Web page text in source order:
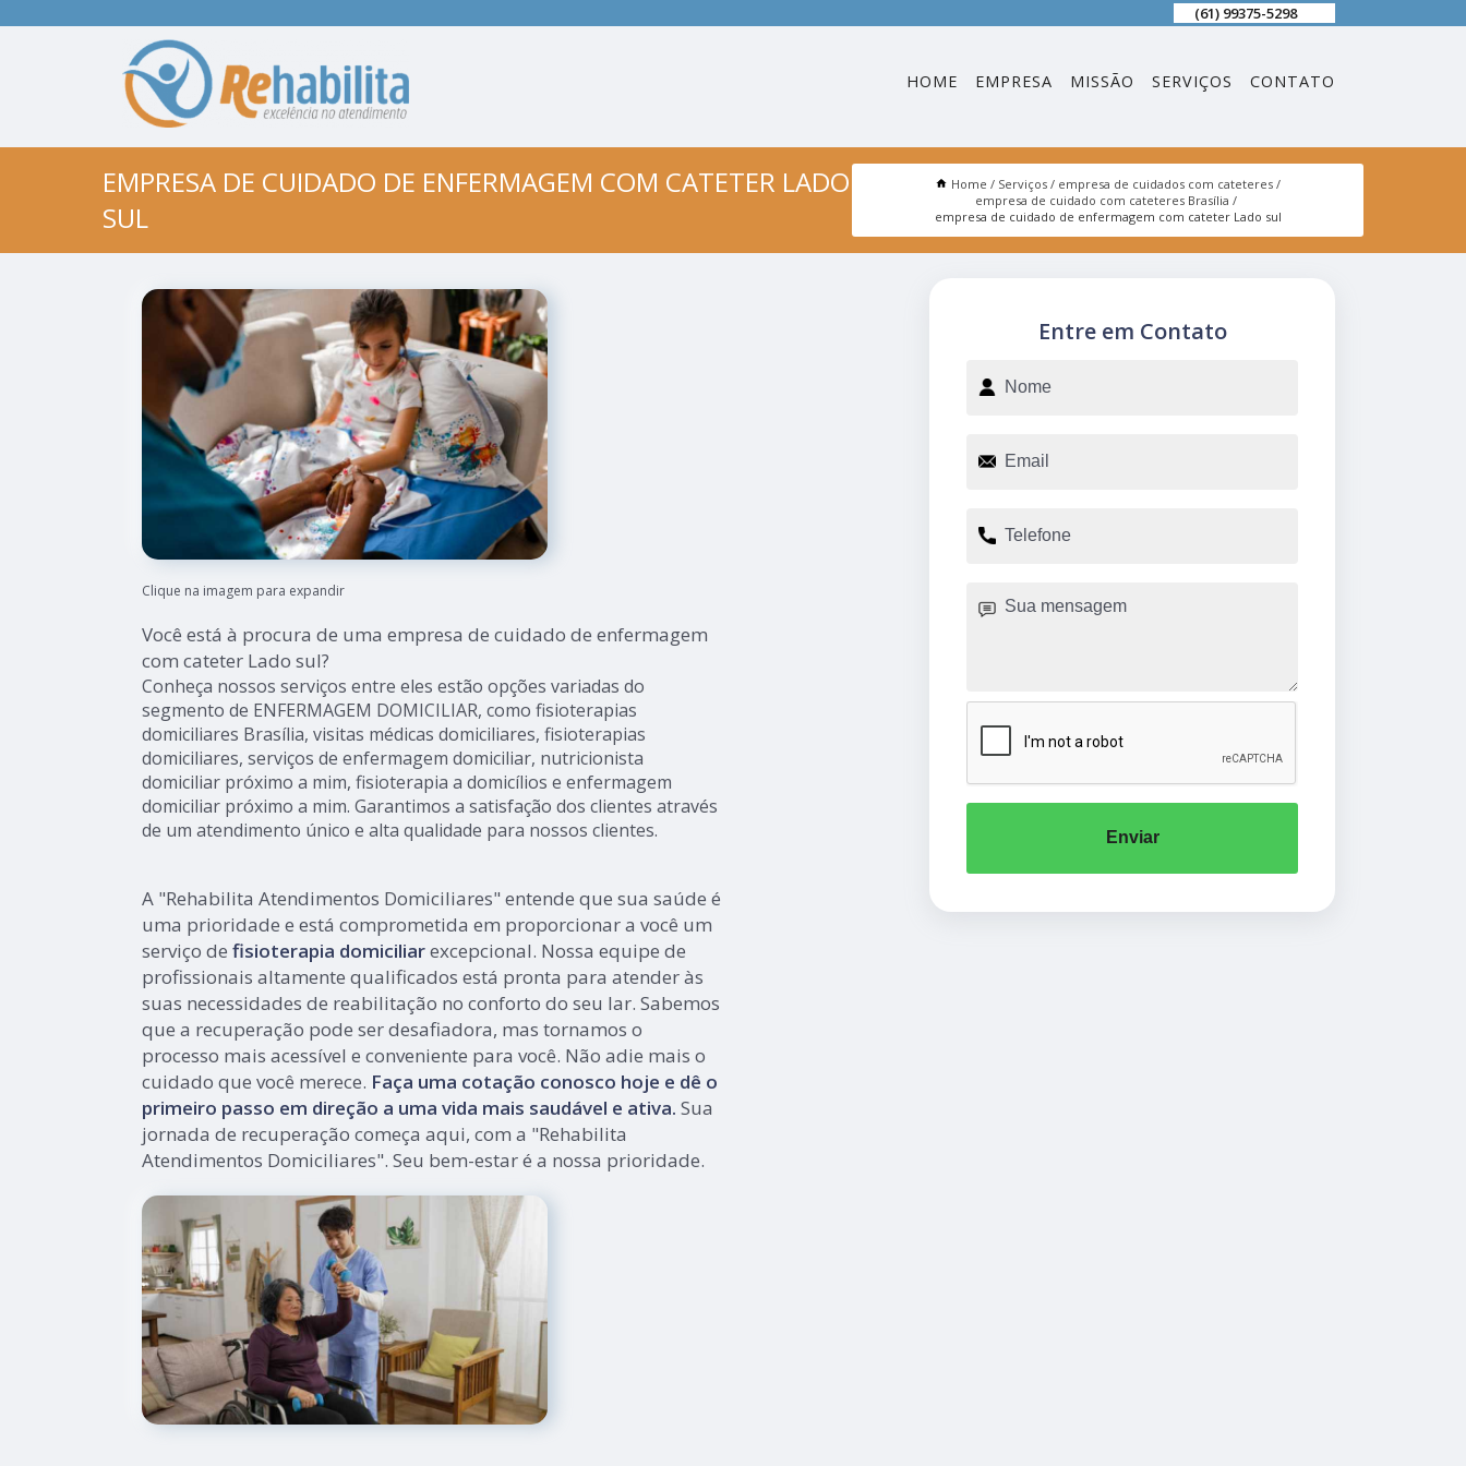
(61) 99375-5298
HOME EMPRESA MISSÃO SERVIÇOS CONTATO
EMPRESA DE CUIDADO DE ENFERMAGEM COM CATETER LADO
SUL
Home Serviços
empresa de cuidados com cateteres
empresa de cuidado com cateteres Brasília
empresa de cuidado de enfermagem com cateter Lado sul
Clique na imagem para expandir
Você está à procura de uma empresa de cuidado de enfermagem
com cateter Lado sul?
Conheça nossos serviços entre eles estão opções variadas do
segmento de ENFERMAGEM DOMICILIAR, como fisioterapias
domiciliares Brasília, visitas médicas domiciliares, fisioterapias
domiciliares, serviços de enfermagem domiciliar, nutricionista
domiciliar próximo a mim, fisioterapia a domicílios e enfermagem
domiciliar próximo a mim. Garantimos a satisfação dos clientes através
de um atendimento único e alta qualidade para nossos clientes.
A "Rehabilita Atendimentos Domiciliares" entende que sua saúde é
uma prioridade e está comprometida em proporcionar a você um
serviço de fisioterapia domiciliarexcepcional. Nossa equipe de
profissionais altamente qualificados está pronta para atender às
suas necessidades de reabilitação no conforto do seu lar. Sabemos
que a recuperação pode ser desafiadora, mas tornamos o
processo mais acessível e conveniente para você. Não adie mais o
cuidado que você merece. Faça uma cotação conosco hoje e dê o
primeiro passo em direção a uma vida mais saudável e ativa. Sua
jornada de recuperação começa aqui, com a "Rehabilita
Atendimentos Domiciliares". Seu bem-estar é a nossa prioridade.
Entre em Contato
Enviar